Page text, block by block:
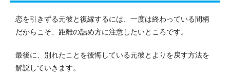
恋を引きずる元彼と復縁するには、一度は終わっている間柄
だからこそ、距離の詰め方に注意したいところです。
最後に、別れたことを後悔している元彼とよりを戻す方法を
解説していきます。